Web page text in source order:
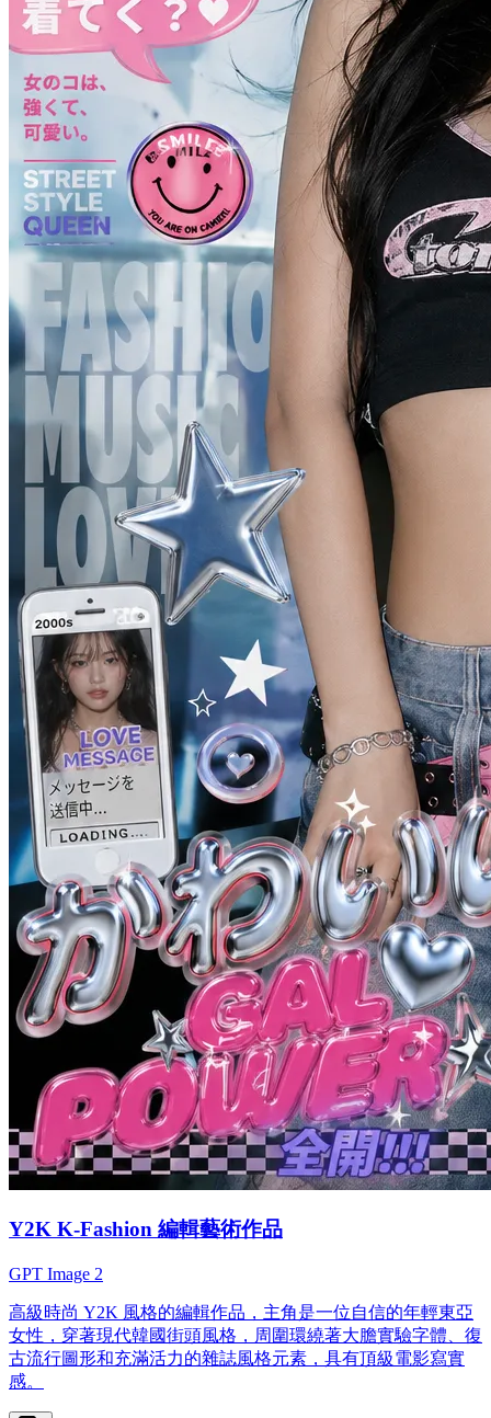
Y2K K-Fashion 編輯藝術作品
GPT Image 2
高級時尚 Y2K 風格的編輯作品，主角是一位自信的年輕東亞
女性，穿著現代韓國街頭風格，周圍環繞著大膽實驗字體、復
古流行圖形和充滿活力的雜誌風格元素，具有頂級電影寫實
感。